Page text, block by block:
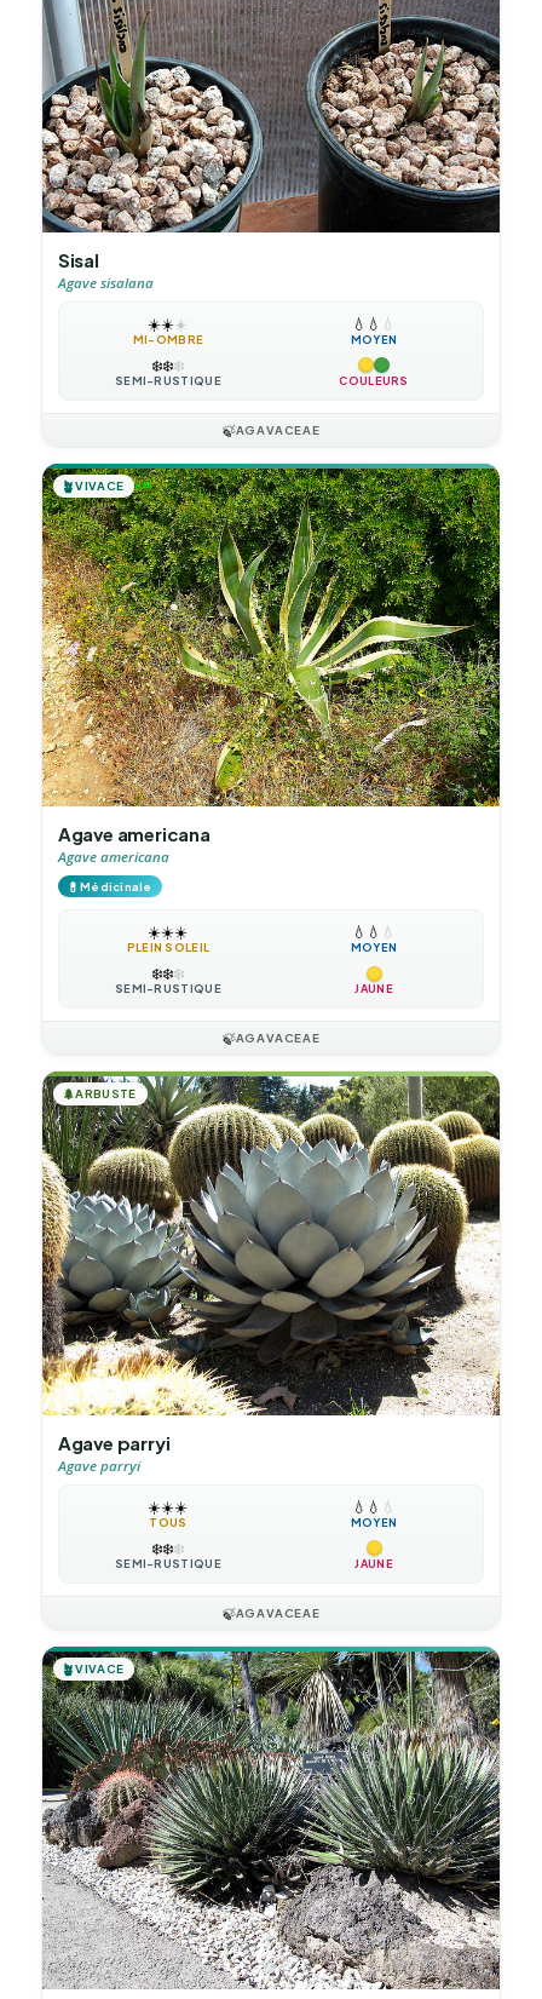
Sisal
Agave sisalana
☀️☀️☀️
MI-OMBRE
💧 💧 💧
MOYEN
❄️❄️❄️
SEMI-RUSTIQUE COULEURS
🍃AGAVACEAE
🪴VIVACE
Agave americana
Agave americana
💊Médicinale
☀️☀️☀️
PLEIN SOLEIL
💧 💧 💧
MOYEN
❄️❄️❄️
SEMI-RUSTIQUE JAUNE
🍃AGAVACEAE
🌲ARBUSTE
Agave parryi
Agave parryi
☀️☀️☀️
TOUS
💧 💧 💧
MOYEN
❄️❄️❄️
SEMI-RUSTIQUE JAUNE
🍃AGAVACEAE
🪴VIVACE